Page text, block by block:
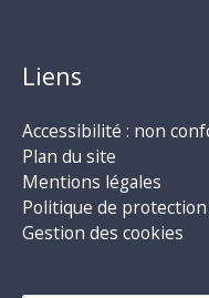
Liens
Accessibilité : non
Plan du site
Mentions légales
Politique de
Gestion des cookies